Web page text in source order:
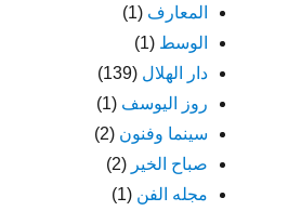
المعارف (1)
الوسط (1)
دار الهلال (139)
روز اليوسف (1)
سينما وفنون (2)
صباح الخير (2)
مجله الفن (1)